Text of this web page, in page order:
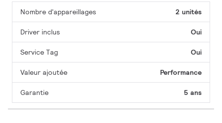
Nombre d'appareillages 2 unités
Driver inclus Oui
Service Tag Oui
Valeur ajoutée Performance
Garantie 5 ans